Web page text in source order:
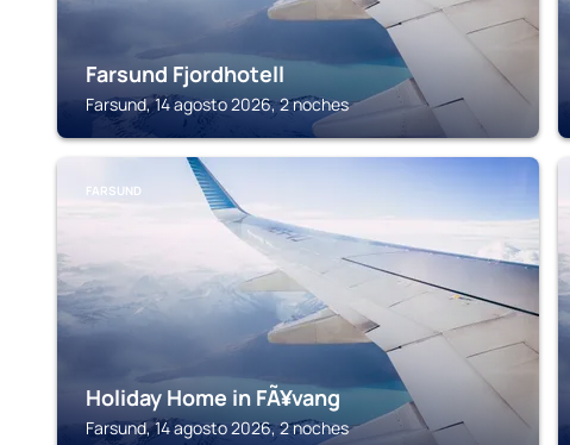
Farsund Fjordhotell
Farsund, 14 agosto 2026, 2 noches
FARSUND
Holiday Home in FÃ¥vang
Farsund, 14 agosto 2026, 2 noches